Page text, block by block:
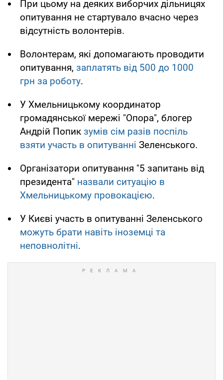
При цьому на деяких виборчих дільницях
опитування не стартувало вчасно через
відсутність волонтерів.
Волонтерам, які допомагають проводити
опитування, заплатять від 500 до 1000
грн за роботу.
У Хмельницькому координатор
громадянської мережі "Опора", блогер
Андрій Попик зумів сім разів поспіль
взяти участь в опитуванні Зеленського.
Організатори опитування "5 запитань від
президента" назвали ситуацію в
Хмельницькому провокацією.
У Києві участь в опитуванні Зеленського
можуть брати навіть іноземці та
неповнолітні.